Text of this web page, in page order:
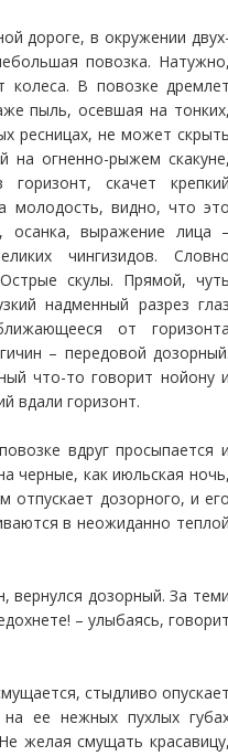
дороге, в окружении
повозка.
колеса. В повозке
пыль, осевшая на
ресницах, не может
на огненно-рыжем
горизонт, скачет
молодость, видно, что
осанка, выражение лица
чингизидов.
скулы. Прямой,
надменный разрез
от
– передовой
что-то говорит нойону
вдали горизонт.
вдруг просыпается
черные, как июльская
отпускает дозорного, и
в неожиданно
вернулся дозорный. За
– улыбаясь,
стыдливо
ее нежных пухлых
желая смущать